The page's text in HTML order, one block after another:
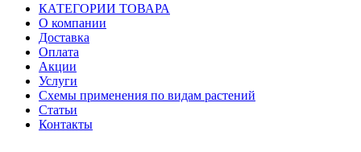
КАТЕГОРИИ ТОВАРА
О компании
Доставка
Оплата
Акции
Услуги
Схемы применения по видам растений
Статьи
Контакты